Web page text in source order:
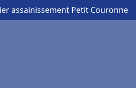
assainissement Petit Couronne